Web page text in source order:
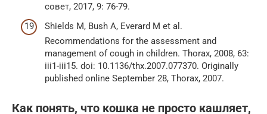
совет, 2017, 9: 76-79.
Shields M, Bush A, Everard M et al.
Recommendations for the assessment and
management of cough in children. Thorax, 2008, 63:
iii1-iii15. doi: 10.1136/thx.2007.077370. Originally
published online September 28, Thorax, 2007.
Как понять, что кошка не просто кашляет,